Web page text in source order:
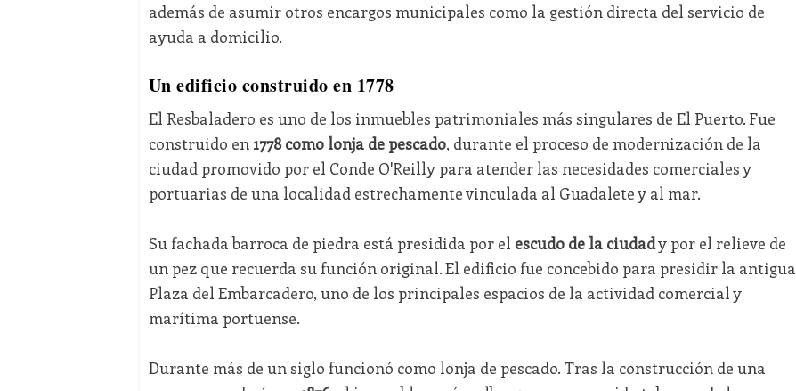
además de asumir otros encargos municipales como la gestión directa del servicio de
ayuda a domicilio.
Un edificio construido en 1778
El Resbaladero es uno de los inmuebles patrimoniales más singulares de El Puerto. Fue
construido en1778 como lonja de pescado, durante el proceso de modernización de la
ciudad promovido por el Conde O'Reilly para atender las necesidades comerciales y
portuarias de una localidad estrechamente vinculada al Guadalete y al mar.
Su fachada barroca de piedra está presidida por el escudo de la ciudady por el relieve de
un pez que recuerda su función original. El edificio fue concebido para presidir la antigua
Plaza del Embarcadero, uno de los principales espacios de la actividad comercial y
marítima portuense.
Durante más de un siglo funcionó como lonja de pescado. Tras la construcción de una